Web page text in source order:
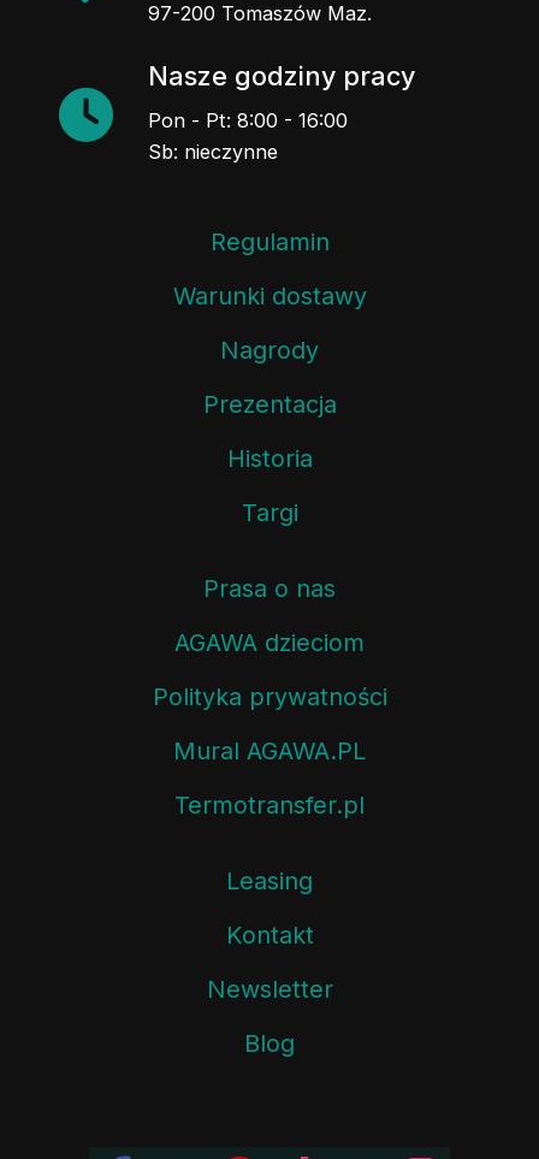
97-200 Tomaszów Maz.
Nasze godziny pracy
Pon - Pt: 8:00 - 16:00
Sb: nieczynne
Regulamin
Warunki dostawy
Nagrody
Prezentacja
Historia
Targi
Prasa o nas
AGAWA dzieciom
Polityka prywatności
Mural AGAWA.PL
Termotransfer.pl
Leasing
Kontakt
Newsletter
Blog